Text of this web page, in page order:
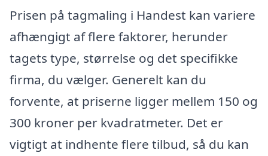
Prisen på tagmaling i Handest kan variere
afhængigt af flere faktorer, herunder
tagets type, størrelse og det specifikke
firma, du vælger. Generelt kan du
forvente, at priserne ligger mellem 150 og
300 kroner per kvadratmeter. Det er
vigtigt at indhente flere tilbud, så du kan